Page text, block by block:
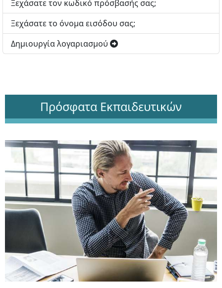
Ξεχάσατε τον κωδικό πρόσβασής σας;
Ξεχάσατε το όνομα εισόδου σας;
Δημιουργία λογαριασμού
Πρόσφατα Εκπαιδευτικών